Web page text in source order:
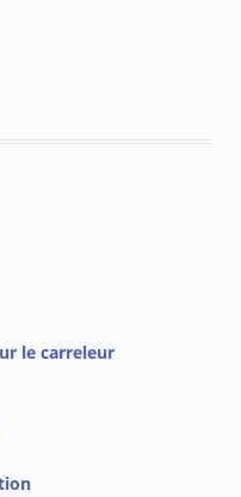
le carreleur